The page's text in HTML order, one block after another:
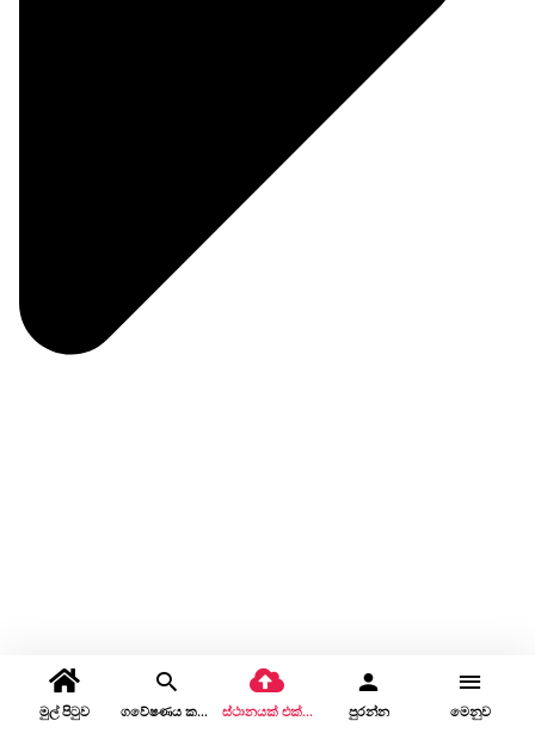
මුල් පිටුව ගවේෂණය කරන්න ස්ථානයක් එක් කරන්න පුරන්න මෙනුව